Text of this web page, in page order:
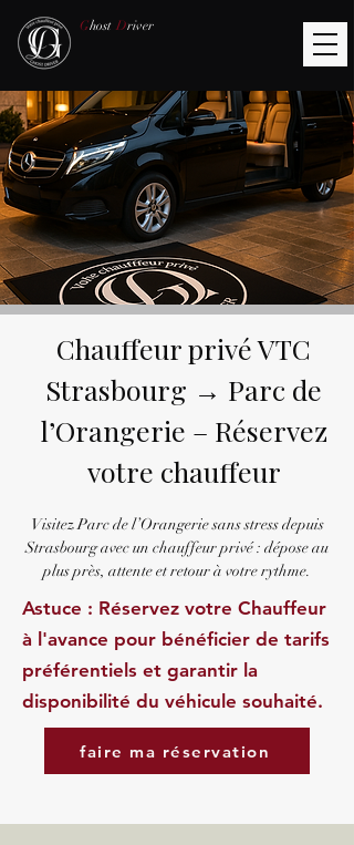
Ghost Driver
Chauffeur privé VTC
Strasbourg → Parc de
l’Orangerie – Réservez
votre chauffeur
Visitez Parc de l’Orangerie sans stress depuis
Strasbourg avec un chauffeur privé : dépose au
plus près, attente et retour à votre rythme.
Astuce : Réservez votre Chauffeur
à l'avance pour bénéficier de tarifs
préférentiels et garantir la
disponibilité du véhicule souhaité.
faire ma réservation